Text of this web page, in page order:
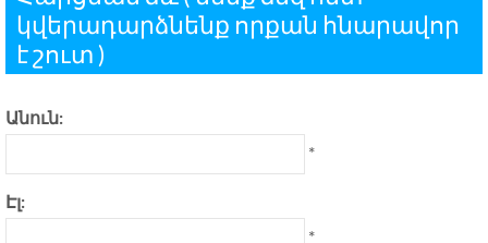
կվերադարձնենք որքան հնարավոր
է շուտ )
Անուն:
*
Էլ:
*